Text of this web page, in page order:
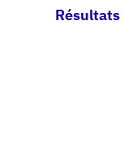
Résultats